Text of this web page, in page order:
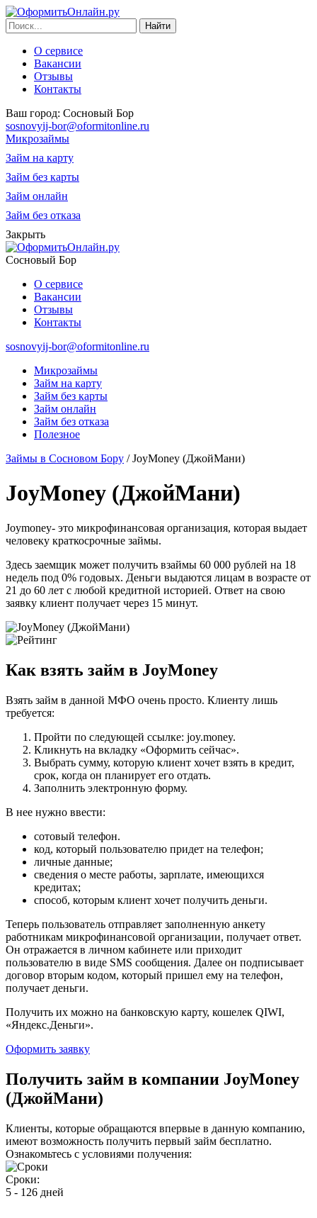
О сервисе
Вакансии
Отзывы
Контакты
Ваш город: Сосновый Бор
sosnovyij-bor@oformitonline.ru
Микрозаймы
Займ на карту
Займ без карты
Займ онлайн
Займ без отказа
Закрыть
Сосновый Бор
О сервисе
Вакансии
Отзывы
Контакты
sosnovyij-bor@oformitonline.ru
Микрозаймы
Займ на карту
Займ без карты
Займ онлайн
Займ без отказа
Полезное
Займы в Сосновом Бору / JoyMoney (ДжойМани)
JoyMoney (ДжойМани)
Joymoney- это микрофинансовая организация, которая выдает
человеку краткосрочные займы.
Здесь заемщик может получить взаймы 60 000 рублей на 18
недель под 0% годовых. Деньги выдаются лицам в возрасте от
21 до 60 лет с любой кредитной историей. Ответ на свою
заявку клиент получает через 15 минут.
Как взять займ в JoyMoney
Взять займ в данной МФО очень просто. Клиенту лишь
требуется:
Пройти по следующей ссылке: joy.money.
Кликнуть на вкладку «Оформить сейчас».
Выбрать сумму, которую клиент хочет взять в кредит,
срок, когда он планирует его отдать.
Заполнить электронную форму.
В нее нужно ввести:
сотовый телефон.
код, который пользователю придет на телефон;
личные данные;
сведения о месте работы, зарплате, имеющихся
кредитах;
способ, которым клиент хочет получить деньги.
Теперь пользователь отправляет заполненную анкету
работникам микрофинансовой организации, получает ответ.
Он отражается в личном кабинете или приходит
пользователю в виде SMS сообщения. Далее он подписывает
договор вторым кодом, который пришел ему на телефон,
получает деньги.
Получить их можно на банковскую карту, кошелек QIWI,
«Яндекс.Деньги».
Оформить заявку
Получить займ в компании JoyMoney
(ДжойМани)
Клиенты, которые обращаются впервые в данную компанию,
имеют возможность получить первый займ бесплатно.
Ознакомьтесь с условиями получения:
Сроки:
5 - 126 дней